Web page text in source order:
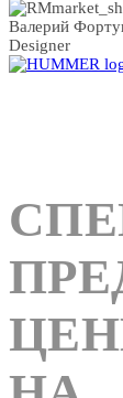
Валерий
Designer